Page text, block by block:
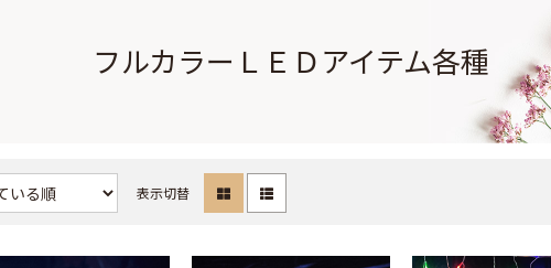
フルカラーＬＥＤアイテム各種
表示切替